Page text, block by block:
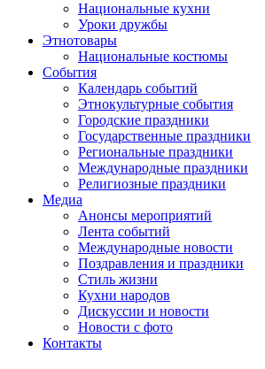
Национальные кухни
Уроки дружбы
Этнотовары
Национальные костюмы
События
Календарь событий
Этнокультурные события
Городские праздники
Государственные праздники
Региональные праздники
Международные праздники
Религиозные праздники
Медиа
Анонсы мероприятий
Лента событий
Международные новости
Поздравления и праздники
Cтиль жизни
Кухни народов
Дискуссии и новости
Новости с фото
Контакты